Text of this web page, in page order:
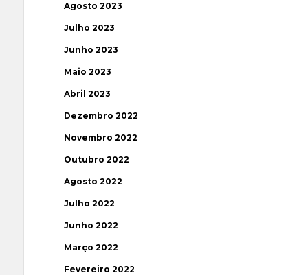
Agosto 2023
Julho 2023
Junho 2023
Maio 2023
Abril 2023
Dezembro 2022
Novembro 2022
Outubro 2022
Agosto 2022
Julho 2022
Junho 2022
Março 2022
Fevereiro 2022